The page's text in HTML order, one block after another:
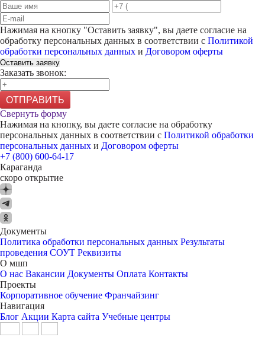
Нажимая на кнопку "Оставить заявку", вы даете согласие на
обработку персональных данных в соответствии с Политикой
обработки персональных данных и Договором оферты
Оставить заявку
Заказать звонок:
ОТПРАВИТЬ
Свернуть форму
Нажимая на кнопку, вы даете согласие на обработку
персональных данных в соответствии с Политикой обработки
персональных данных и Договором оферты
+7 (800) 600-64-17
Караганда
скоро открытие
Документы
Политика обработки персональных данных Результаты
проведения СОУТ Реквизиты
О мшп
О нас Вакансии Документы Оплата Контакты
Проекты
Корпоративное обучение Франчайзинг
Навигация
Блог Акции Карта сайта Учебные центры